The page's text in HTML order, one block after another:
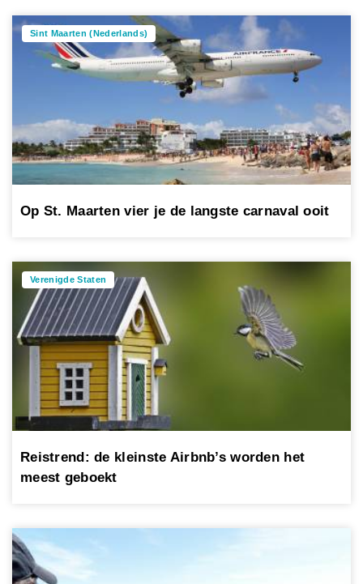
Sint Maarten (Nederlands)
Op St. Maarten vier je de langste carnaval ooit
Verenigde Staten
Reistrend: de kleinste Airbnb’s worden het
meest geboekt